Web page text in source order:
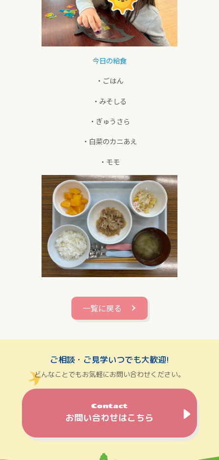
今日の給食
・ごはん
・みそしる
・ぎゅうさら
・白菜のカニあえ
・モモ
一覧に戻る
ご相談・ご見学いつでも大歓迎!
どんなことでもお気軽にお問い合わせください。
Contact
お問い合わせはこちら